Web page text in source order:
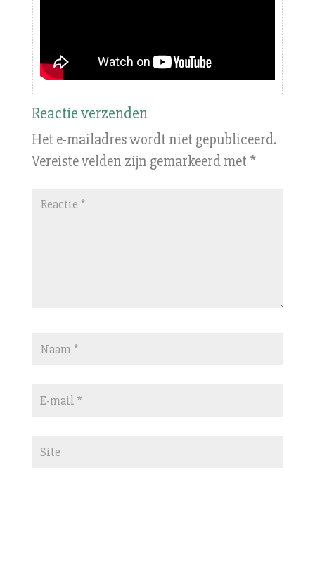
Reactie verzenden
Het e-mailadres wordt niet gepubliceerd.
Vereiste velden zijn gemarkeerd met *